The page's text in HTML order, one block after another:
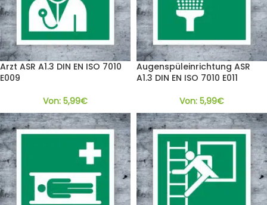
Arzt ASR A1.3 DIN EN ISO 7010
E009
Von: 5,99€
Augenspül­einrichtung ASR
A1.3 DIN EN ISO 7010 E011
Von: 5,99€